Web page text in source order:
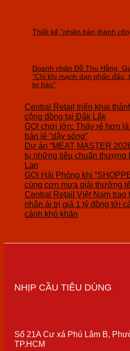
Thiết kế “phiên bản thành
Doanh nhân Đỗ Thu Hằng,
“Chỉ khi mạnh dạn phấn đấu,
tự hào”
Central Retail triển khai
cộng đồng tại Đắk Lắk
GO! chơi lớn: Thấy rẻ hơn
bán lẻ “dậy sóng”
Dự án “MEAT MASTER
tụ những tiêu chuẩn thượng
Lan
GO! Hải Phòng khi
cùng cơn mưa giải thưởng
Central Retail Việt Nam trao
nhân ái trị giá 1 tỷ đồng tới
cảnh khó khăn
NHỊP CẦU TIÊU DÙNG
Số 21A Cư xá Phú Lâm B,
TP.HCM